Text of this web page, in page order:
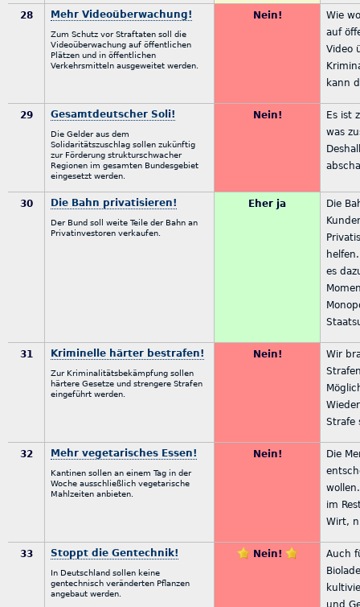
28 Mehr Videoüberwachung!
Zum Schutz vor Straftaten soll die
Videoüberwachung auf öffentlichen
Plätzen und in öffentlichen
Verkehrsmitteln ausgeweitet werden.
Nein!
Wie
auf
Video
kann
29 Gesamtdeutscher Soli!
Die Gelder aus dem
Solidaritätszuschlag sollen zukünftig
zur Förderung strukturschwacher
Regionen im gesamten Bundesgebiet
eingesetzt werden.
Nein!
Es ist
was
30 Die Bahn privatisieren!
Der Bund soll weite Teile der Bahn an
Privatinvestoren verkaufen.
Eher ja
Die
es
31 Kriminelle härter bestrafen!
Zur Kriminalitätsbekämpfung sollen
härtere Gesetze und strengere Strafen
eingeführt werden.
Nein!
Wir
Strafe
32 Mehr vegetarisches Essen!
Kantinen sollen an einem Tag in der
Woche ausschließlich vegetarische
Mahlzeiten anbieten.
Nein!
Die
im
Wirt,
33 Stoppt die Gentechnik!
In Deutschland sollen keine
gentechnisch veränderten Pflanzen
angebaut werden.
Nein!
Auch